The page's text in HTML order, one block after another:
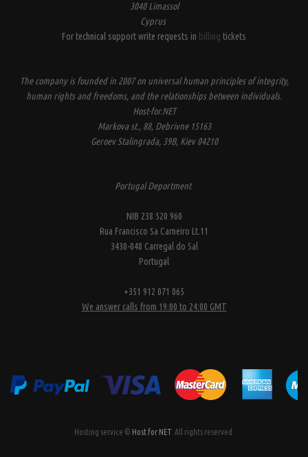
3040 Limassol
Cyprus
For technical support write requests in billing tickets
The company is founded in 2007 on universal human principles of integrity,
human rights and freedoms, and the relationships between individuals.
Host-for.NET
Markova st., 88, Debrivne 15163
Geroev Stalingrada, 39B, Kiev 04210
Portugal Deportment
NIB 238 520 960
Rua Francisco Sa Carneiro Lt.11
3430-048 Carregal do Sal
Portugal
+351 912 071 065
We answer calls from 19:00 to 24:00 GMT
Hosting service © Host for NET. All rights reserved.